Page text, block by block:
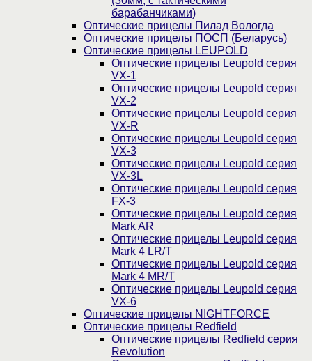
барабанчиками)
Оптические прицелы Пилад Вологда
Оптические прицелы ПОСП (Беларусь)
Оптические прицелы LEUPOLD
Оптические прицелы Leupold серия
VX-1
Оптические прицелы Leupold серия
VX-2
Оптические прицелы Leupold серия
VX-R
Оптические прицелы Leupold серия
VX-3
Оптические прицелы Leupold серия
VX-3L
Оптические прицелы Leupold серия
FX-3
Оптические прицелы Leupold серия
Mark AR
Оптические прицелы Leupold серия
Mark 4 LR/T
Оптические прицелы Leupold серия
Mark 4 MR/T
Оптические прицелы Leupold серия
VX-6
Оптические прицелы NIGHTFORCE
Оптические прицелы Redfield
Оптические прицелы Redfield серия
Revolution